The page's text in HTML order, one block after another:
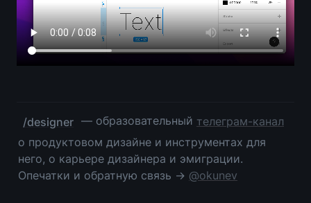
/designer — образовательный телеграм-канал
о продуктовом дизайне и инструментах для
него, о карьере дизайнера и эмиграции.
Опечатки и обратную связь → @okunev